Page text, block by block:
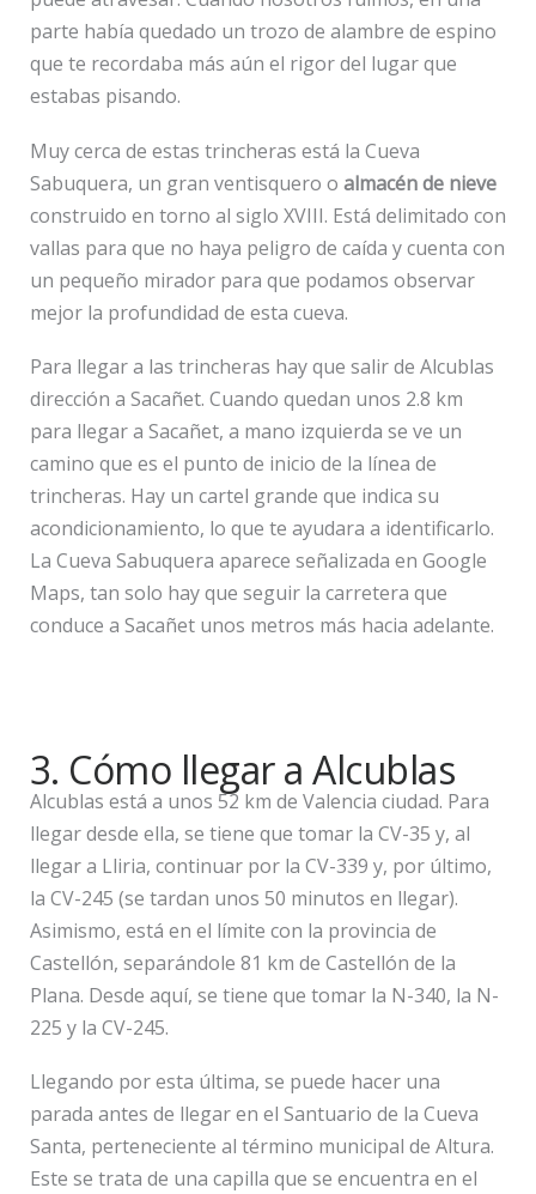
parte había quedado un trozo de alambre de espino
que te recordaba más aún el rigor del lugar que
estabas pisando.
Muy cerca de estas trincheras está la Cueva
Sabuquera, un gran ventisquero o almacén de nieve
construido en torno al siglo XVIII. Está delimitado con
vallas para que no haya peligro de caída y cuenta con
un pequeño mirador para que podamos observar
mejor la profundidad de esta cueva.
Para llegar a las trincheras hay que salir de Alcublas
dirección a Sacañet. Cuando quedan unos 2.8 km
para llegar a Sacañet, a mano izquierda se ve un
camino que es el punto de inicio de la línea de
trincheras. Hay un cartel grande que indica su
acondicionamiento, lo que te ayudara a identificarlo.
La Cueva Sabuquera aparece señalizada en Google
Maps, tan solo hay que seguir la carretera que
conduce a Sacañet unos metros más hacia adelante.
3. Cómo llegar a Alcublas
Alcublas está a unos 52 km de Valencia ciudad. Para
llegar desde ella, se tiene que tomar la CV-35 y, al
llegar a Lliria, continuar por la CV-339 y, por último,
la CV-245 (se tardan unos 50 minutos en llegar).
Asimismo, está en el límite con la provincia de
Castellón, separándole 81 km de Castellón de la
Plana. Desde aquí, se tiene que tomar la N-340, la N-
225 y la CV-245.
Llegando por esta última, se puede hacer una
parada antes de llegar en el Santuario de la Cueva
Santa, perteneciente al término municipal de Altura.
Este se trata de una capilla que se encuentra en el